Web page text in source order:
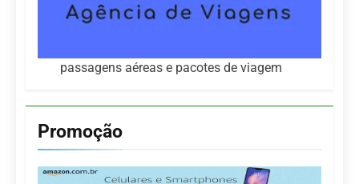
passagens aéreas e pacotes de viagem
Promoção